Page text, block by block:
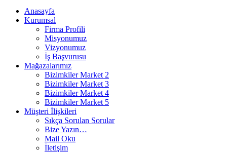
Anasayfa
Kurumsal
Firma Profili
Misyonumuz
Vizyonumuz
İş Başvurusu
Mağazalarımız
Bizimkiler Market 2
Bizimkiler Market 3
Bizimkiler Market 4
Bizimkiler Market 5
Müşteri İlişkileri
Sıkça Sorulan Sorular
Bize Yazın…
Mail Oku
İletişim